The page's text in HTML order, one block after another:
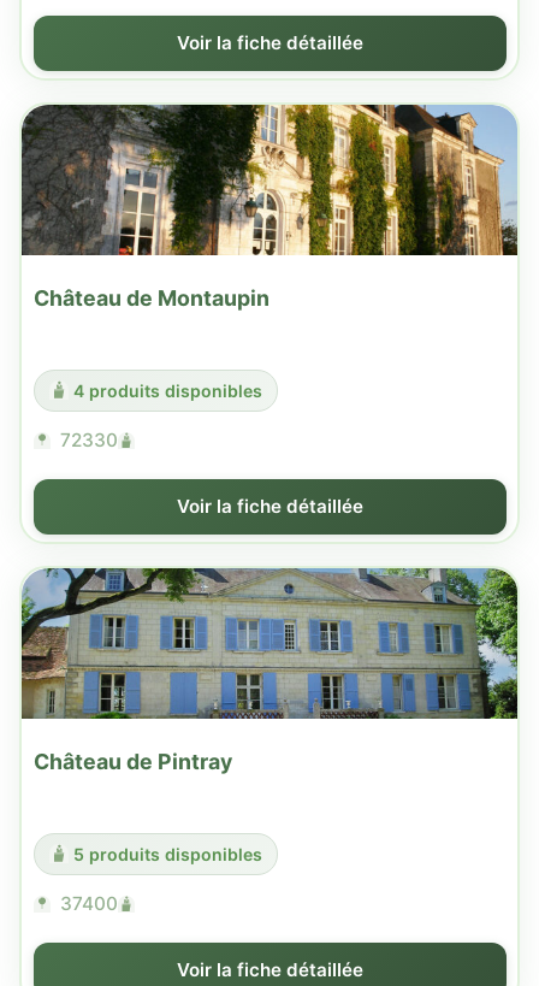
Voir la fiche détaillée
Château de Montaupin
4 produits disponibles
72330
Voir la fiche détaillée
Château de Pintray
5 produits disponibles
37400
Voir la fiche détaillée